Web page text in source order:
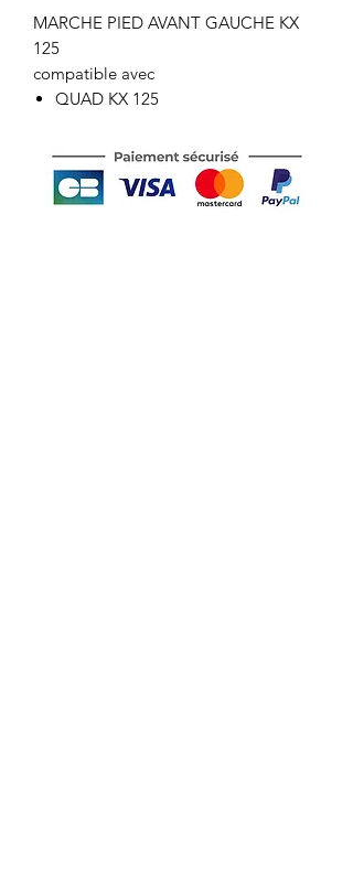
MARCHE PIED AVANT GAUCHE KX
125
compatible avec
QUAD KX 125